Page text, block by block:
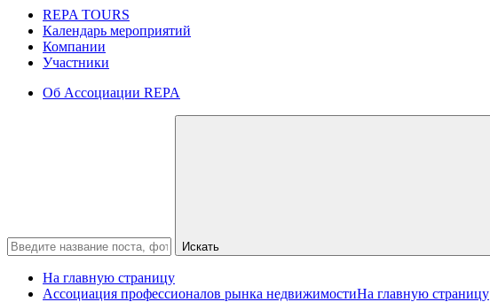
REPA TOURS
Календарь мероприятий
Компании
Участники
Об Ассоциации REPA
Искать
На главную страницу
Ассоциация профессионалов рынка недвижимостиНа главную страницу